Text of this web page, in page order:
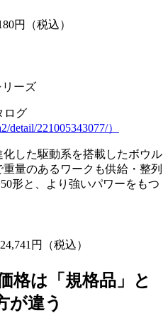
円（税込）
ログ
detail/221005343077/）
した駆動系を搭載したボウル
量のあるワークも供給・整列
形と、より強いパワーをもつ
円（税込）
格は「規格品」と
が違う